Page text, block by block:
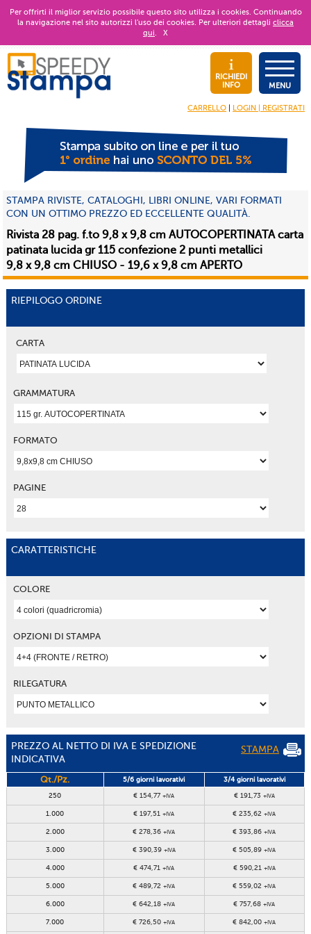
Per offrirti il miglior servizio possibile questo sito utilizza i cookies. Continuando
la navigazione nel sito autorizzi l’uso dei cookies. Per ulteriori dettagli clicca
qui. X
RICHIEDI
INFO
MENU
CARRELLO LOGIN | REGISTRATI
STAMPA RIVISTE, CATALOGHI, LIBRI ONLINE, VARI FORMATI
CON UN OTTIMO PREZZO ED ECCELLENTE QUALITÀ.
Rivista 28 pag. f.to 9,8 x 9,8 cm AUTOCOPERTINATA carta
patinata lucida gr 115 confezione 2 punti metallici
9,8 x 9,8 cm CHIUSO - 19,6 x 9,8 cm APERTO
RIEPILOGO ORDINE
CARTA
GRAMMATURA
FORMATO
PAGINE
CARATTERISTICHE
COLORE
OPZIONI DI STAMPA
RILEGATURA
PREZZO AL NETTO DI IVA E SPEDIZIONE
INDICATIVA
STAMPA
Qt./Pz. 5/6 giorni lavorativi 3/4 giorni lavorativi
250 € 154,77+IVA € 191,73 +IVA
1.000 € 197,51+IVA € 235,62+IVA
2.000 € 278,36+IVA € 393,86+IVA
3.000 € 390,39 +IVA € 505,89+IVA
4.000 € 474,71+IVA € 590,21 +IVA
5.000 € 489,72+IVA € 559,02+IVA
6.000 € 642,18+IVA € 757,68+IVA
7.000 € 726,50+IVA € 842,00+IVA